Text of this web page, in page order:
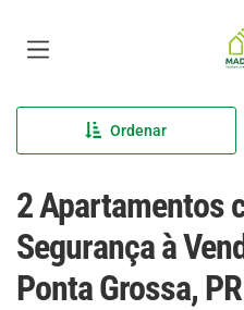
Ordenar
2 Apartamentos
Segurança à
Ponta Grossa, PR